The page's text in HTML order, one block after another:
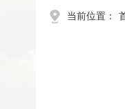
当前位置：